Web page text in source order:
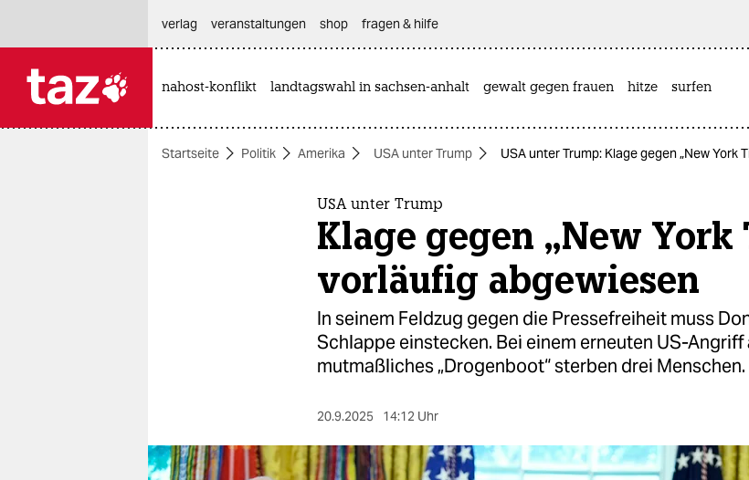
themen
nord
verlag
veranstaltungen shop fragen & hilfe
nahost-konflikt landtagswahl in sachsen-anhalt gewalt gegen frauen hitze surfen
Startseite Politik Amerika USA unter Trump USA unter Trump: Klage gegen „New York
USA unter Trump
Klage gegen „New York
vorläufig abgewiesen
In seinem Feldzug gegen die Pressefreiheit muss
Schlappe einstecken. Bei einem erneuten US-Angriff
mutmaßliches „Drogenboot“ sterben drei Menschen.
20.9.2025 14:12 Uhr